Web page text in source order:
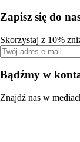
Zapisz się do
Skorzystaj z 10%
Bądźmy w
Znajdź nas w